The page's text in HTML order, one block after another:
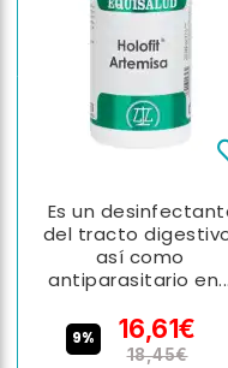
Es un
del tracto
así como
antiparasitario en...
9% 16,61€
18,45€